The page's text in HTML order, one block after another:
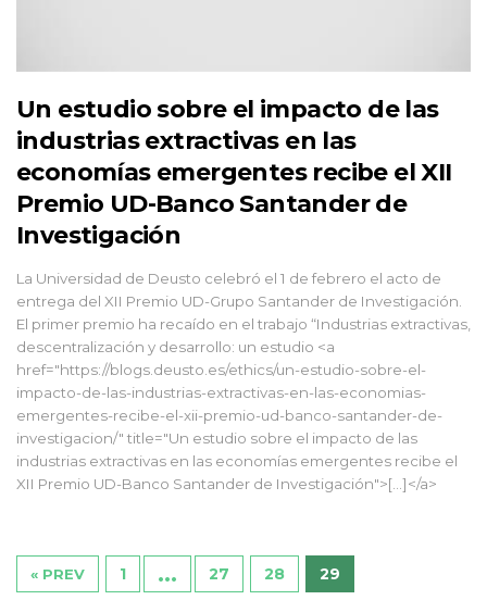
Un estudio sobre el impacto de las
industrias extractivas en las
economías emergentes recibe el XII
Premio UD-Banco Santander de
Investigación
La Universidad de Deusto celebró el 1 de febrero el acto de
entrega del XII Premio UD-Grupo Santander de Investigación.
El primer premio ha recaído en el trabajo “Industrias extractivas,
descentralización y desarrollo: un estudio <a
href="https://blogs.deusto.es/ethics/un-estudio-sobre-el-
impacto-de-las-industrias-extractivas-en-las-economias-
emergentes-recibe-el-xii-premio-ud-banco-santander-de-
investigacion/" title="Un estudio sobre el impacto de las
industrias extractivas en las economías emergentes recibe el
XII Premio UD-Banco Santander de Investigación">[...]</a>
« PREV 1 … 27 28 29